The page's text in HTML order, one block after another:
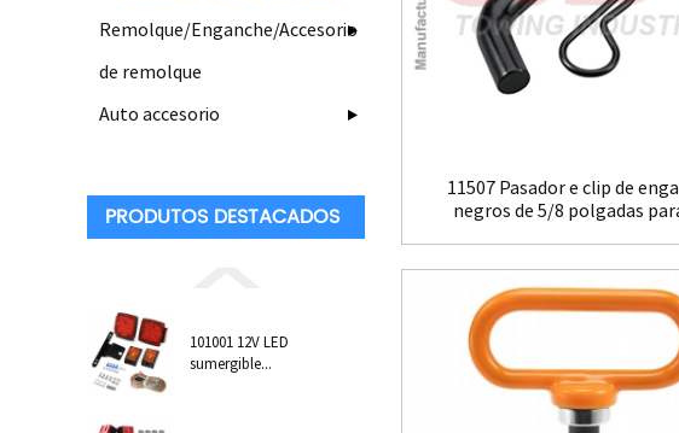
Remolque/Enganche/Accesorio
de remolque
Auto accesorio
PRODUTOS DESTACADOS
101001 12V LED
sumergible...
11507 Pasador e clip de
negros de 5/8 polgadas